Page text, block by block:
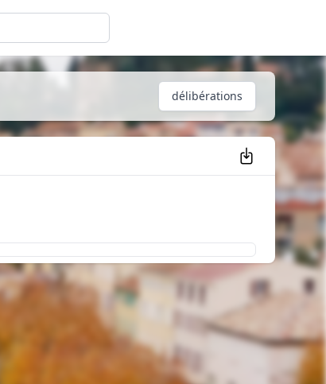
délibérations